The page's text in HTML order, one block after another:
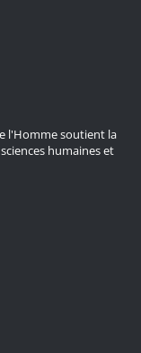
l'Homme soutient la
humaines et